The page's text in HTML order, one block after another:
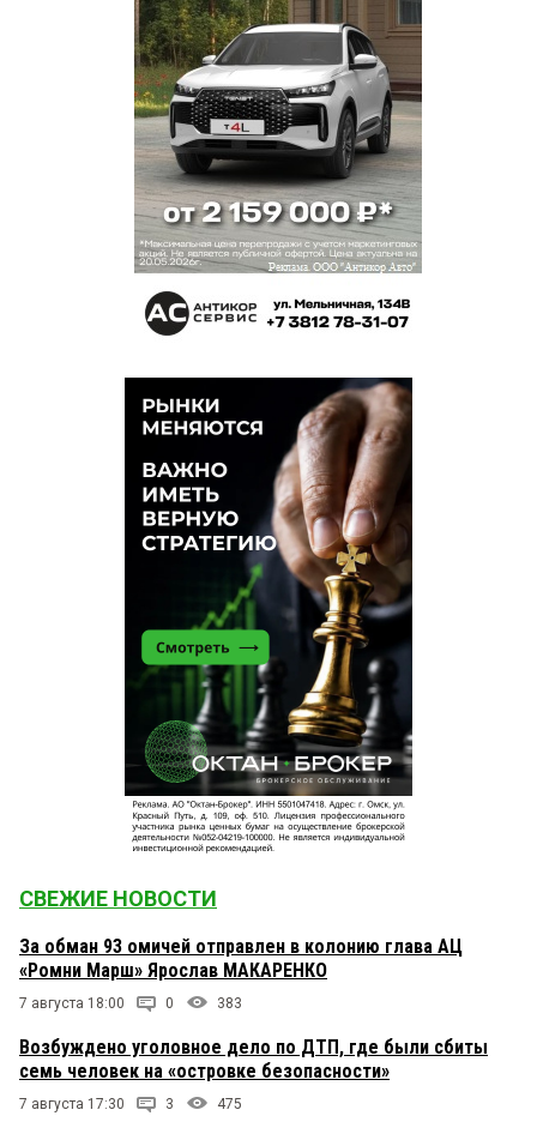
СВЕЖИЕ НОВОСТИ
За обман 93 омичей отправлен в колонию глава АЦ
«Ромни Марш» Ярослав МАКАРЕНКО
7 августа 18:00 0 383
Возбуждено уголовное дело по ДТП, где были сбиты
семь человек на «островке безопасности»
7 августа 17:30 3 475